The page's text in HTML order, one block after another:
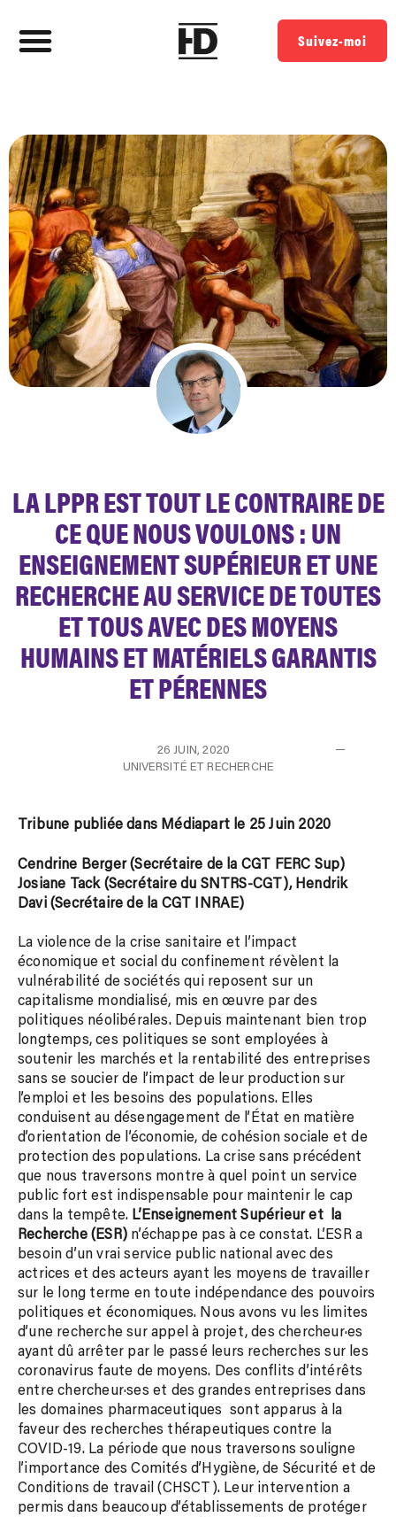
Suivez-moi
LA LPPR EST TOUT LE CONTRAIRE DE
CE QUE NOUS VOULONS : UN
ENSEIGNEMENT SUPÉRIEUR ET UNE
RECHERCHE AU SERVICE DE TOUTES
ET TOUS AVEC DES MOYENS
HUMAINS ET MATÉRIELS GARANTIS
ET PÉRENNES
26 JUIN, 2020
UNIVERSITÉ ET RECHERCHE
Tribune publiée dans Médiapart le 25 Juin 2020
Cendrine Berger (Secrétaire de la CGT FERC Sup)
Josiane Tack (Secrétaire du SNTRS-CGT), Hendrik
Davi (Secrétaire de la CGT INRAE)
La violence de la crise sanitaire et l’impact
économique et social du confinement révèlent la
vulnérabilité de sociétés qui reposent sur un
capitalisme mondialisé, mis en œuvre par des
politiques néolibérales. Depuis maintenant bien trop
longtemps, ces politiques se sont employées à
soutenir les marchés et la rentabilité des entreprises
sans se soucier de l’impact de leur production sur
l’emploi et les besoins des populations. Elles
conduisent au désengagement de l’État en matière
d’orientation de l’économie, de cohésion sociale et de
protection des populations. La crise sans précédent
que nous traversons montre à quel point un service
public fort est indispensable pour maintenir le cap
dans la tempête. L’Enseignement Supérieur et la
Recherche (ESR) n’échappe pas à ce constat. L’ESR a
besoin d’un vrai service public national avec des
actrices et des acteurs ayant les moyens de travailler
sur le long terme en toute indépendance des pouvoirs
politiques et économiques. Nous avons vu les limites
d’une recherche sur appel à projet, des chercheur·es
ayant dû arrêter par le passé leurs recherches sur les
coronavirus faute de moyens. Des conflits d’intérêts
entre chercheur·ses et des grandes entreprises dans
les domaines pharmaceutiques sont apparus à la
faveur des recherches thérapeutiques contre la
COVID-19. La période que nous traversons souligne
l’importance des Comités d’Hygiène, de Sécurité et de
Conditions de travail (CHSCT). Leur intervention a
permis dans beaucoup d’établissements de protéger